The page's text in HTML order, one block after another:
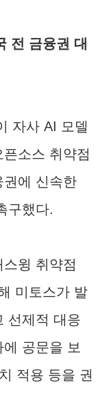
전 금융권 대
자사 AI 모델
소스 취약점
권에 신속한
구했다.
윙 취약점
미토스가 발
선제적 대응
공문을 보
적용 등을 권